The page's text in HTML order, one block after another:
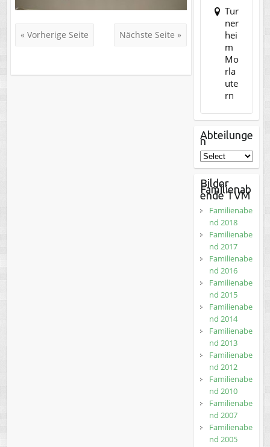
« Vorherige Seite Nächste Seite »
Tur
ner
hei
m
Mo
rla
ute
rn
Abteilunge
n
Bilder
Familienab
ende TVM
Familienabe
nd 2018
Familienabe
nd 2017
Familienabe
nd 2016
Familienabe
nd 2015
Familienabe
nd 2014
Familienabe
nd 2013
Familienabe
nd 2012
Familienabe
nd 2010
Familienabe
nd 2007
Familienabe
nd 2005